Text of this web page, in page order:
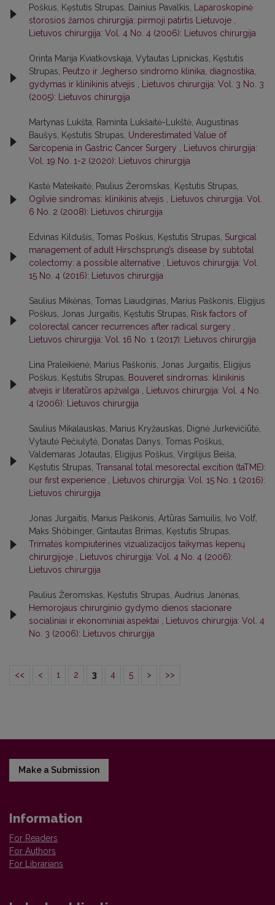
Poškus, Kęstutis Strupas, Dainius Pavalkis,
Laparoskopinė
storosios žarnos chirurgija: pirmoji patirtis Lietuvoje
Lietuvos chirurgija: Vol. 4 No. 4 (2006): Lietuvos chirurgija
Orinta Marija Kviatkovskaja, Vytautas Lipnickas, Kęstutis
Strupas,
Peutzo ir Jegherso sindromo klinika, diagnostika,
gydymas ir klinikinis atvejis
Lietuvos chirurgija: Vol. 3 No. 3
(2005): Lietuvos chirurgija
Martynas Lukšta, Raminta Lukšaitė-Lukštė, Augustinas
Baušys, Kęstutis Strupas, Underestimated Value of
Sarcopenia in Gastric Cancer Surgery
Lietuvos chirurgija:
Vol. 19 No. 1-2 (2020): Lietuvos chirurgija
Kastė Mateikaitė, Paulius Žeromskas, Kęstutis Strupas,
Ogilvie sindromas: klinikinis atvejis
Lietuvos chirurgija: Vol.
6 No. 2 (2008): Lietuvos chirurgija
Edvinas Kildušis, Tomas Poškus, Kęstutis Strupas, Surgical
management of adult Hirschsprung’s disease by subtotal
colectomy: a possible alternative
Lietuvos chirurgija: Vol.
15 No. 4 (2016): Lietuvos chirurgija
Saulius Mikėnas, Tomas Liaudginas, Marius Paškonis, Eligijus
Poškus, Jonas Jurgaitis, Kęstutis Strupas,
Risk factors of
colorectal cancer recurrences after radical surgery
Lietuvos chirurgija: Vol. 16 No. 1 (2017): Lietuvos chirurgija
Lina Praleikienė, Marius Paškonis, Jonas Jurgaitis, Eligijus
Poškus, Kęstutis Strupas,
Bouveret sindromas: klinikinis
atvejis ir literatūros apžvalga
Lietuvos chirurgija: Vol. 4 No.
4 (2006): Lietuvos chirurgija
Saulius Mikalauskas, Marius Kryžauskas, Dignė Jurkevičiūtė,
Vytautė Pečiulytė, Donatas Danys, Tomas Poškus,
Valdemaras Jotautas, Eligijus Poškus, Virgilijus Beiša,
Kęstutis Strupas, Transanal total mesorectal excition (taTME):
our first experience
Lietuvos chirurgija: Vol. 15 No. 1 (2016):
Lietuvos chirurgija
Jonas Jurgaitis, Marius Paškonis, Artūras Samuilis, Ivo Volf,
Maks Shöbinger, Gintautas Brimas, Kęstutis Strupas,
Trimatės kompiuterinės vizualizacijos taikymas kepenų
chirurgijoje
Lietuvos chirurgija: Vol. 4 No. 4 (2006):
Lietuvos chirurgija
Paulius Žeromskas, Kęstutis Strupas, Audrius Janėnas,
Hemorojaus chirurginio gydymo dienos stacionare
socialiniai ir ekonominiai aspektai
Lietuvos chirurgija: Vol. 4
No. 3 (2006): Lietuvos chirurgija
<< < 1 2 3 4 5 > >>
Make a Submission
Information
For Readers
For Authors
For Librarians